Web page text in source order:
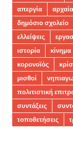
απεργία
δημόσιο σχολείο
ελλείψεις
ιστορία
κίνημα
κορονοϊός
μισθοί
πολιτιστική
συντάξεις
τοποθετήσεις